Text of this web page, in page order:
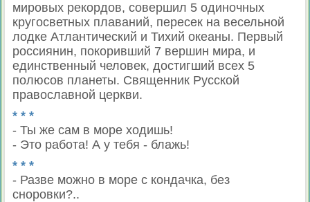
мировых рекордов, совершил 5 одиночных
кругосветных плаваний, пересек на весельной
лодке Атлантический и Тихий океаны. Первый
россиянин, покоривший 7 вершин мира, и
единственный человек, достигший всех 5
полюсов планеты. Священник Русской
православной церкви.
* * *
- Ты же сам в море ходишь!
- Это работа! А у тебя - блажь!
* * *
- Разве можно в море с кондачка, без
сноровки?..